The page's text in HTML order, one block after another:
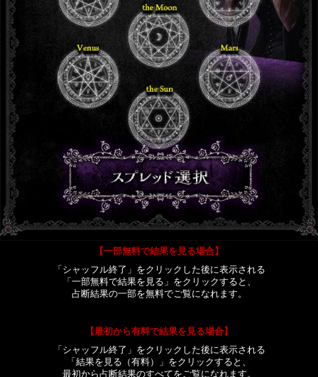
【一部無料で結果を見る場合】
「シャッフル終了」をクリックした後に表示される
「一部無料で結果を見る」をクリックすると、
占断結果の一部を無料でご覧になれます。
【最初から有料で結果を見る場合】
「シャッフル終了」をクリックした後に表示される
「結果を見る（有料）」をクリックすると、
最初から占断結果のすべてをご覧になれます。